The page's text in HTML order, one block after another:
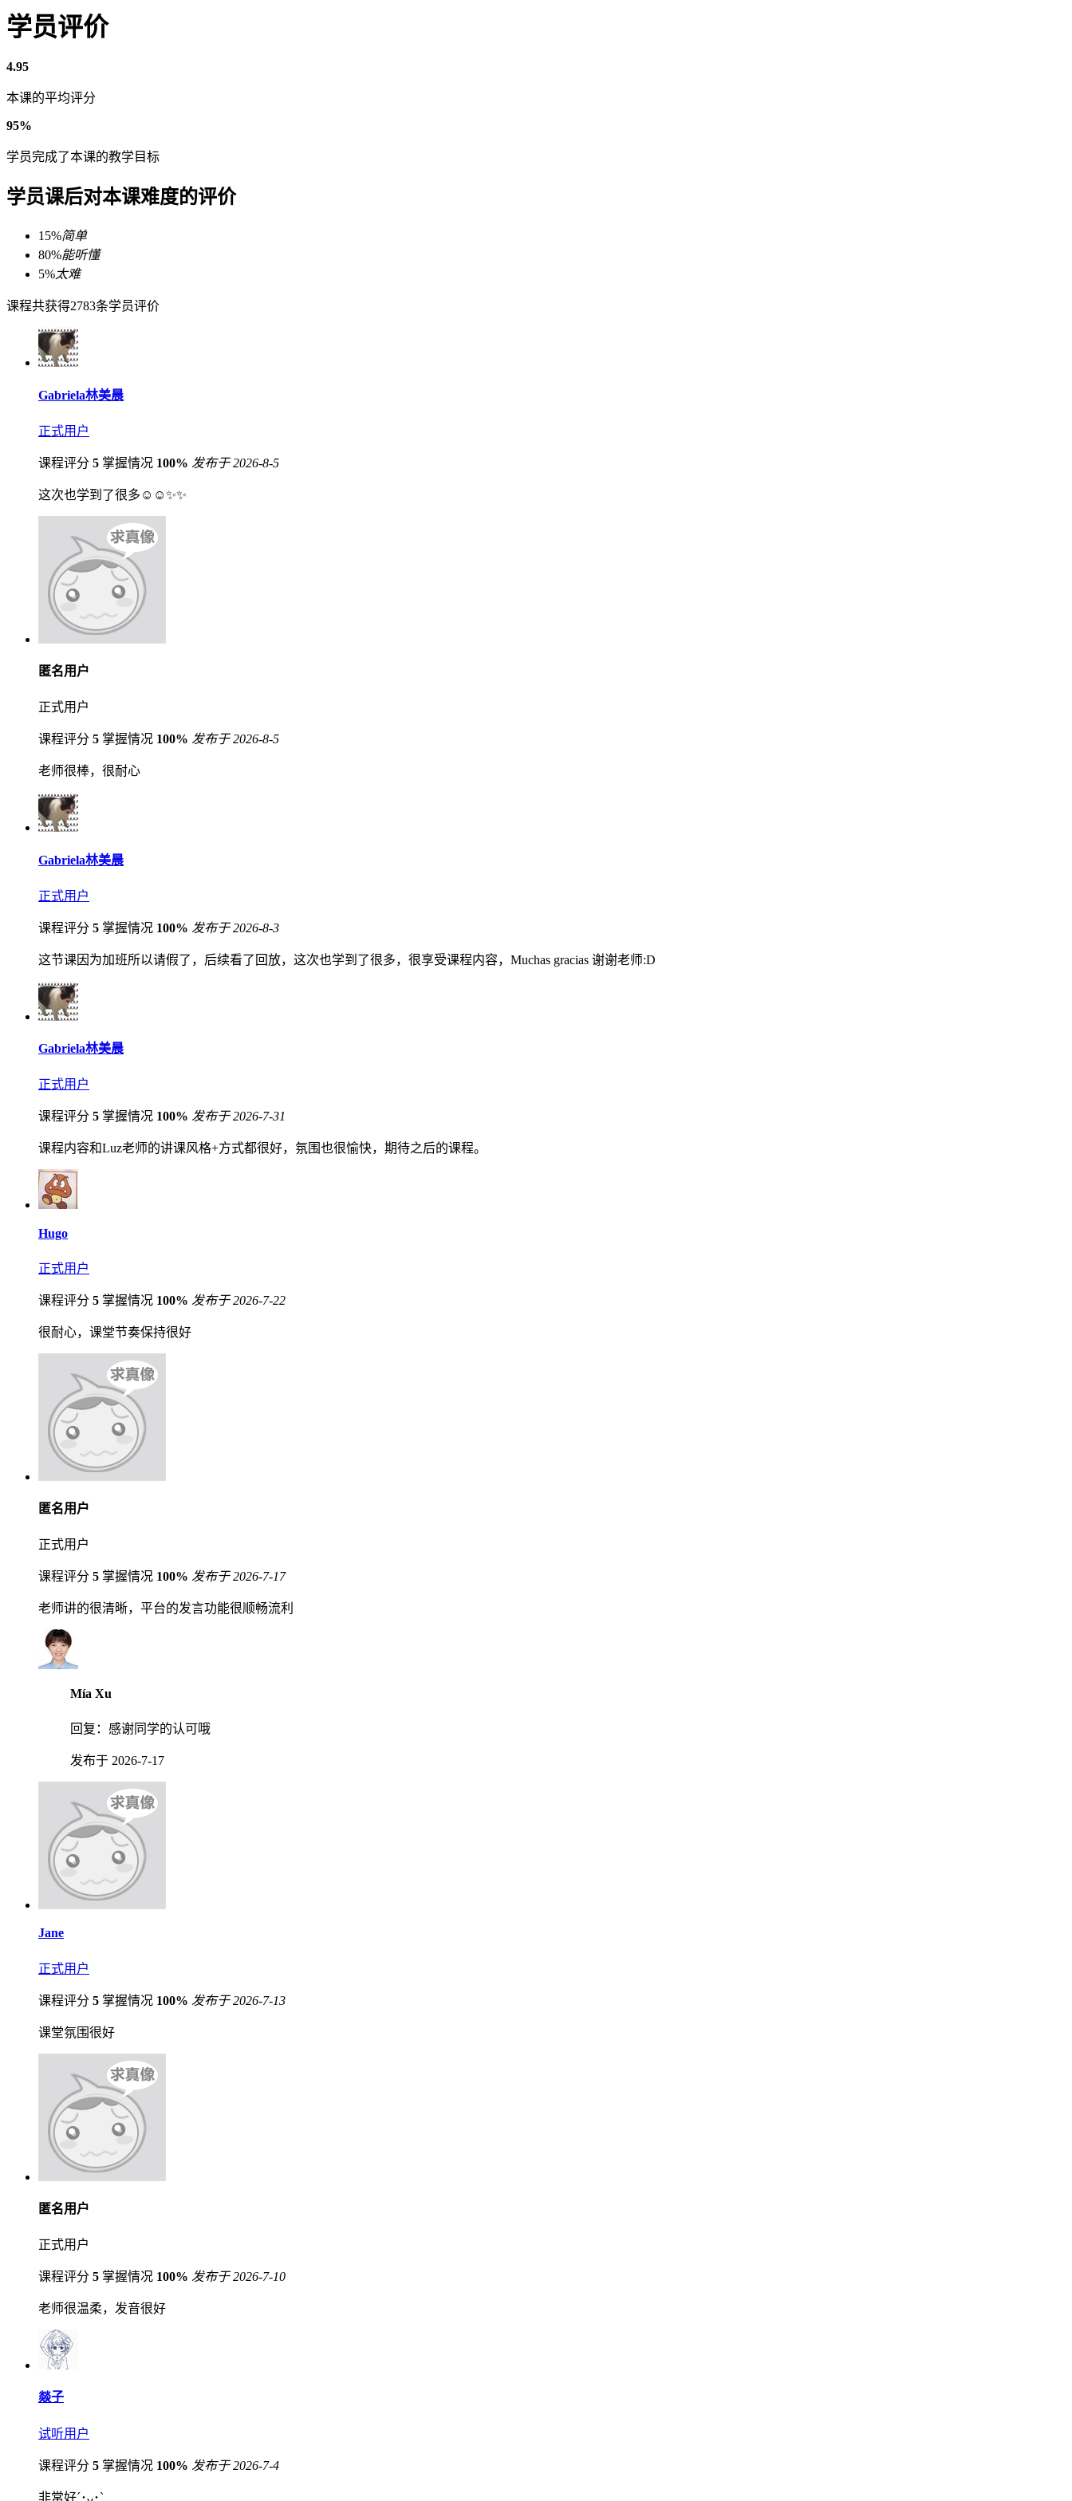
学员评价
4.95
本课的平均评分
95%
学员完成了本课的教学目标
学员课后对本课难度的评价
15%简单
80%能听懂
5%太难
课程共获得2783条学员评价
Gabriela林美晨
正式用户
课程评分 5 掌握情况 100% 发布于 2026-8-5
这次也学到了很多☺️☺️✨✨
匿名用户
正式用户
课程评分 5 掌握情况 100% 发布于 2026-8-5
老师很棒，很耐心
Gabriela林美晨
正式用户
课程评分 5 掌握情况 100% 发布于 2026-8-3
这节课因为加班所以请假了，后续看了回放，这次也学到了很多，很享受课程内容，Muchas gracias 谢谢老师:D
Gabriela林美晨
正式用户
课程评分 5 掌握情况 100% 发布于 2026-7-31
课程内容和Luz老师的讲课风格+方式都很好，氛围也很愉快，期待之后的课程。
Hugo
正式用户
课程评分 5 掌握情况 100% 发布于 2026-7-22
很耐心，课堂节奏保持很好
匿名用户
正式用户
课程评分 5 掌握情况 100% 发布于 2026-7-17
老师讲的很清晰，平台的发言功能很顺畅流利
Mía Xu
回复： 感谢同学的认可哦
发布于 2026-7-17
Jane
正式用户
课程评分 5 掌握情况 100% 发布于 2026-7-13
课堂氛围很好
匿名用户
正式用户
课程评分 5 掌握情况 100% 发布于 2026-7-10
老师很温柔，发音很好
燚子
试听用户
课程评分 5 掌握情况 100% 发布于 2026-7-4
非常好´･ᴗ･`